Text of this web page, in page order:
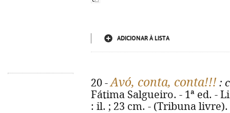
ADICIONAR À LISTA
20 -Avó, conta, conta!!! :
Fátima Salgueiro. - 1ª ed. -
: il. ; 23 cm. - (Tribuna livre).